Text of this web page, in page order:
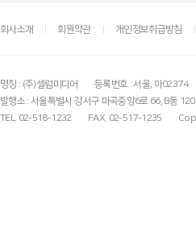
회사소개 회원약관 개인정보취급방침
명칭 : (주)셀럽미디어 등록번호 : 서울, 아02374
발행소 : 서울특별시 강서구 마곡중앙6로 66, B동
TEL. 02-518-1232
FAX. 02-517-1235